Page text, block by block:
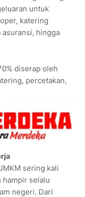
untuk
katering
hingga
diserap oleh
percetakan,
sering kali
hampir selalu
negeri. Dari